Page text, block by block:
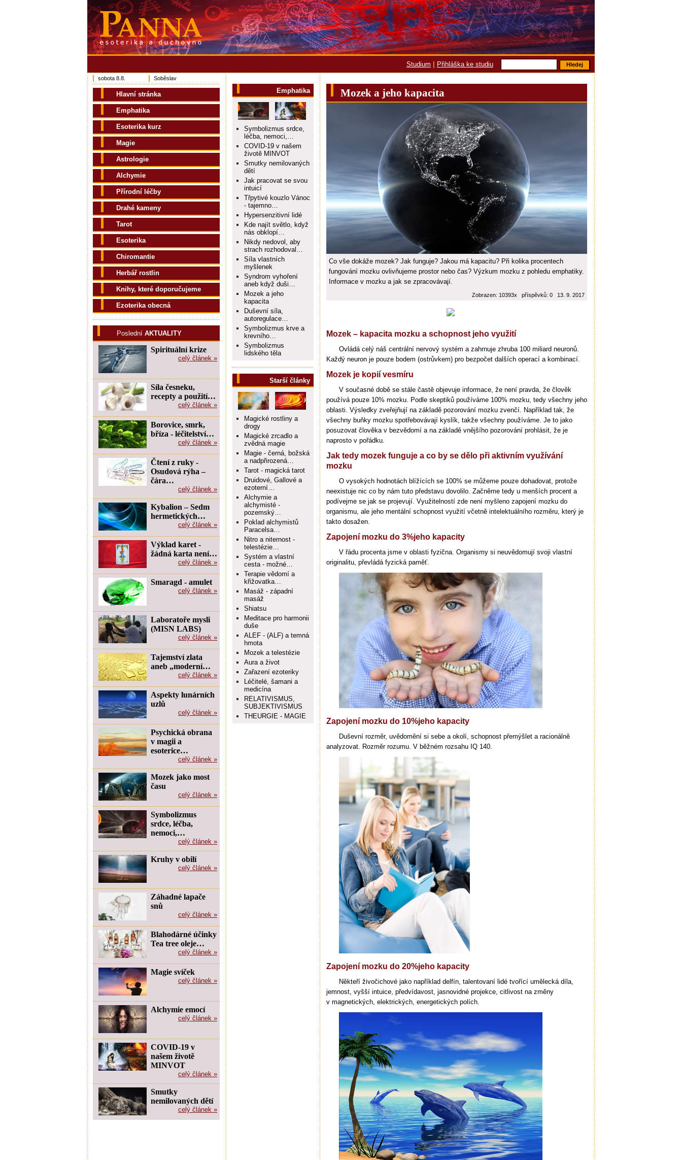
Studium Přihláška ke studiu
Mozek a jeho kapacita
Co vše dokáže mozek? Jak funguje? Jakou má kapacitu? Při kolika procentech
fungování mozku ovlivňujeme prostor nebo čas? Výzkum mozku z pohledu emphatiky.
Informace v mozku a jak se zpracovávají.
Zobrazen: 10393x příspěvků: 0 13. 9. 2017
Mozek – kapacita mozku a schopnost jeho využití
Ovládá celý náš centrální nervový systém a zahrnuje zhruba 100 miliard neuronů.
Každý neuron je pouze bodem (ostrůvkem) pro bezpočet dalších operací a kombinací.
Mozek je kopií vesmíru
V současné době se stále častě objevuje informace, že není pravda, že člověk
používá pouze 10% mozku. Podle skeptiků používáme 100% mozku, tedy všechny jeho
oblasti. Výsledky zveřejňují na základě pozorování mozku zvenčí. Například tak, že
všechny buňky mozku spotřebovávají kyslík, takže všechny používáme. Je to jako
posuzovat člověka v bezvědomí a na základě vnějšího pozorování prohlásit, že je
naprosto v pořádku.
Jak tedy mozek funguje a co by se dělo při aktivním využívání
mozku
O vysokých hodnotách blížících se 100% se můžeme pouze dohadovat, protože
neexistuje nic co by nám tuto představu dovolilo. Začněme tedy u menších procent a
podívejme se jak se projevují. Využitelností zde není myšleno zapojení mozku do
organismu, ale jeho mentální schopnost využití včetně intelektuálního rozměru, který je
takto dosažen.
Zapojení mozku do 3%jeho kapacity
V řádu procenta jsme v oblasti fyzična. Organismy si neuvědomují svoji vlastní
originalitu, převládá fyzická paměť.
Zapojení mozku do 10%jeho kapacity
Duševní rozměr, uvědomění si sebe a okolí, schopnost přemýšlet a racionálně
analyzovat. Rozměr rozumu. V běžném rozsahu IQ 140.
Zapojení mozku do 20%jeho kapacity
Někteří živočichové jako například delfín, talentovaní lidé tvořící umělecká díla,
jemnost, vyšší intuice, předvídavost, jasnovidné projekce, citlivost na změny
v magnetických, elektrických, energetických polích.
Emphatika
Symbolizmus srdce,
léčba, nemoci,…
COVID-19 v našem
životě MINVOT
Smutky nemilovaných
dětí
Jak pracovat se svou
intuicí
Třpytivé kouzlo Vánoc
- tajemno…
Hypersenzitivní lidé
Kde najít světlo, když
nás obklopí…
Nikdy nedovol, aby
strach rozhodoval…
Síla vlastních
myšlenek
Syndrom vyhoření
aneb když duši…
Mozek a jeho
kapacita
Duševní síla,
autoregulace…
Symbolizmus krve a
krevního…
Symbolizmus
lidského těla
Starší články
Magické rostliny a
drogy
Magické zrcadlo a
zvědná magie
Magie - černá, božská
a nadpřirozená…
Tarot - magická tarot
Druidové, Gallové a
ezoterní…
Alchymie a
alchymisté -
pozemský…
Poklad alchymistů
Paracelsa…
Nitro a niternost -
telestézie…
Systém a vlastní
cesta - možné…
Terapie vědomí a
křižovatka…
Masáž - západní
masáž
Shiatsu
Meditace pro harmonii
duše
ALEF - (ALF) a temná
hmota
Mozek a telestézie
Aura a život
Zařazení ezoteriky
Léčitelé, šamani a
medicína
RELATIVISMUS,
SUBJEKTIVISMUS
THEURGIE - MAGIE
sobota 8.8. Soběslav
Hlavní stránka
Emphatika
Esoterika kurz
Magie
Astrologie
Alchymie
Přírodní léčby
Drahé kameny
Tarot
Esoterika
Chiromantie
Herbář rostlin
Knihy, které doporučujeme
Ezoterika obecná
Poslední AKTUALITY
Spirituální krize
celý článek »
Síla česneku,
recepty a použití…
celý článek »
Borovice, smrk,
bříza - léčitelství…
celý článek »
Čtení z ruky -
Osudová rýha –
čára…
celý článek »
Kybalion – Sedm
hermetických…
celý článek »
Výklad karet -
žádná karta není…
celý článek »
Smaragd - amulet
celý článek »
Laboratoře mysli
(MISN LABS)
celý článek »
Tajemství zlata
aneb „moderní…
celý článek »
Aspekty lunárních
uzlů
celý článek »
Psychická obrana
v magii a
esoterice…
celý článek »
Mozek jako most
času
celý článek »
Symbolizmus
srdce, léčba,
nemoci,…
celý článek »
Kruhy v obilí
celý článek »
Záhadné lapače
snů
celý článek »
Blahodárné účinky
Tea tree oleje…
celý článek »
Magie svíček
celý článek »
Alchymie emocí
celý článek »
COVID-19 v
našem životě
MINVOT
celý článek »
Smutky
nemilovaných dětí
celý článek »